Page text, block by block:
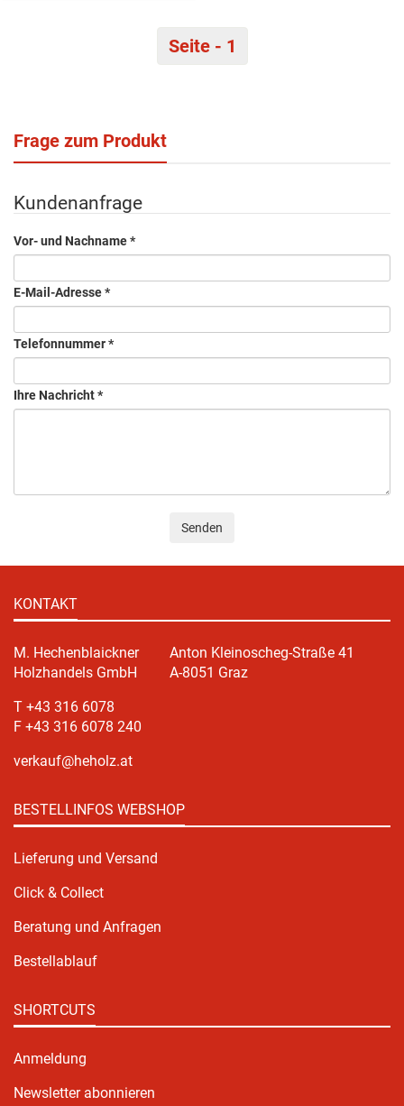
Seite - 1
Frage zum Produkt
Kundenanfrage
Vor- und Nachname*
E-Mail-Adresse*
Telefonnummer*
Ihre Nachricht*
Senden
KONTAKT
M. Hechenblaickner
Holzhandels GmbH
Anton Kleinoscheg-Straße 41
A-8051 Graz
T +43 316 6078
F +43 316 6078 240
verkauf@heholz.at
BESTELLINFOS WEBSHOP
Lieferung und Versand
Click & Collect
Beratung und Anfragen
Bestellablauf
SHORTCUTS
Anmeldung
Newsletter abonnieren